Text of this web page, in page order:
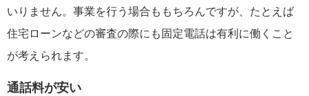
いりません。事業を行う場合ももちろんですが、たとえば
住宅ローンなどの審査の際にも固定電話は有利に働くこと
が考えられます。
通話料が安い